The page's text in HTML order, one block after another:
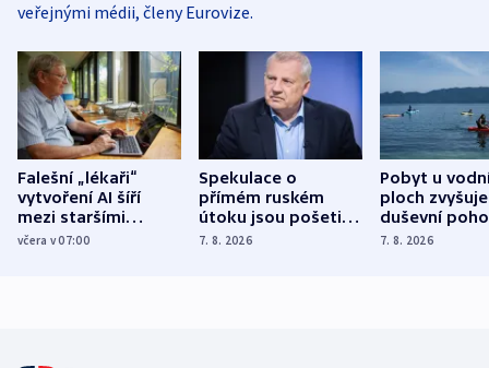
veřejnými médii, členy Eurovize.
Falešní „lékaři“
vytvoření AI šíří
mezi staršími
Poláky nebezpečné
včera v 07:00
Spekulace o
přímém ruském
útoku jsou pošetilé,
míní estonský
7. 8. 2026
Pobyt u
ploch zvyšuje
duševní
ukázala
7. 8. 2026